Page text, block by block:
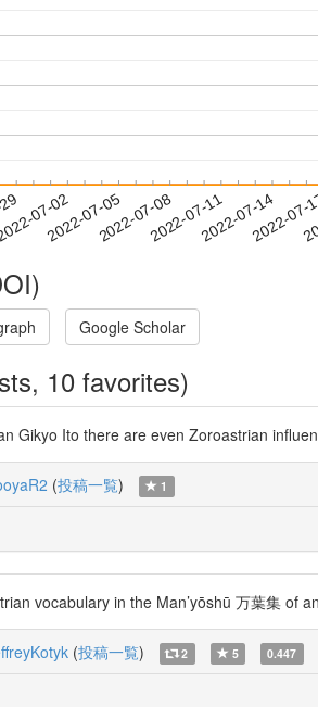
07-02
2022-07-052022-07-082022-07-112022-07-14
2022-
Google Scholar
10 favorites)
Gikyo Ito there are even Zoroastrian
(投稿一覧) 1
vocabulary in the Man’yōshū 万葉集 of
(投稿一覧) 2 5 0.447